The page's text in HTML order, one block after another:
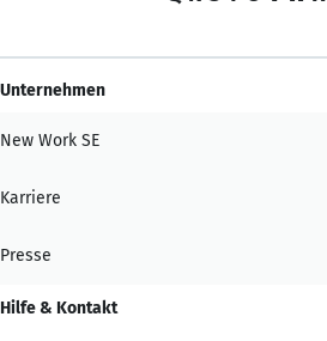
Unternehmen
New Work SE
Karriere
Presse
Hilfe & Kontakt